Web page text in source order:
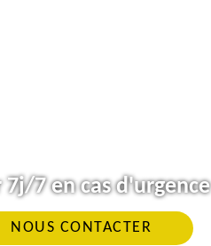
7 en cas d'urgence
NOUS CONTACTER